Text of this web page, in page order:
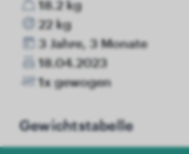
18.2 kg
22 kg
3 Jahre, 3 Monate
18.04.2023
1x gewogen
Gewichtstabelle